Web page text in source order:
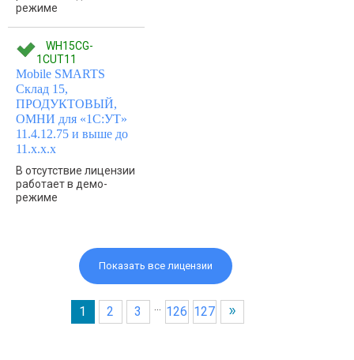
режиме
WH15CG-
1CUT11
Mobile SMARTS
Склад 15,
ПРОДУКТОВЫЙ,
ОМНИ для «1С:УТ»
11.4.12.75 и выше до
11.x.x.x
В отсутствие лицензии
работает в демо-
режиме
Показать все лицензии
1 2 3 126 127